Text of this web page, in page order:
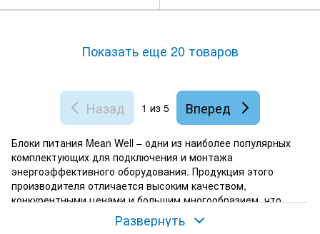
Показать еще 20 товаров
Назад 1 из 5 Вперед
Блоки питания Mean Well – одни из наиболее популярных
комплектующих для подключения и монтажа
энергоэффективного оборудования. Продукция этого
производителя отличается высоким качеством,
конкурентными ценами и большим многообразием, что
позволяет с легкостью подобрать именно ту продукцию,
которая необходима для конкретного случая.
Развернуть